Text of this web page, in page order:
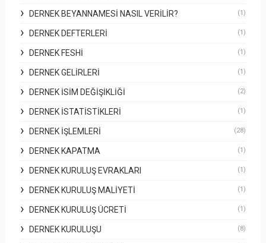
DERNEK BEYANNAMESI NASIL VERILIR? (1)
DERNEK DEFTERLERI (1)
DERNEK FESHI (1)
DERNEK GELIRLERI (1)
DERNEK İSIM DEĞIŞIKLIĞI (2)
DERNEK İSTATISTIKLERI (1)
DERNEK İŞLEMLERI (28)
DERNEK KAPATMA (1)
DERNEK KURULUŞ EVRAKLARI (1)
DERNEK KURULUŞ MALIYETI (1)
DERNEK KURULUŞ ÜCRETI (1)
DERNEK KURULUŞU (8)